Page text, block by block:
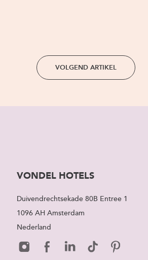
VOLGEND ARTIKEL
VONDEL HOTELS
Duivendrechtsekade 80B Entree 1
1096 AH Amsterdam
Nederland